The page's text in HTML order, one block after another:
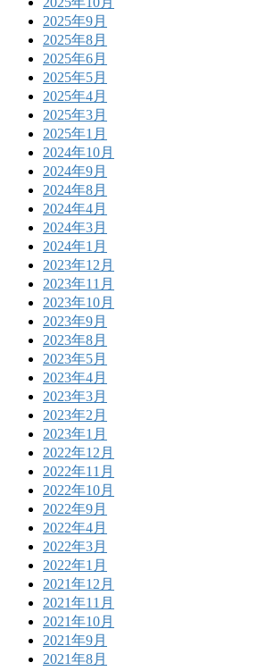
2025年9月
2025年8月
2025年6月
2025年5月
2025年4月
2025年3月
2025年1月
2024年10月
2024年9月
2024年8月
2024年4月
2024年3月
2024年1月
2023年12月
2023年11月
2023年10月
2023年9月
2023年8月
2023年5月
2023年4月
2023年3月
2023年2月
2023年1月
2022年12月
2022年11月
2022年10月
2022年9月
2022年4月
2022年3月
2022年1月
2021年12月
2021年11月
2021年10月
2021年9月
2021年8月